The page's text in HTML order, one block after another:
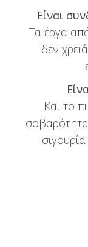
Είναι
Τα έργα
δεν
Και το
σοβαρότητα